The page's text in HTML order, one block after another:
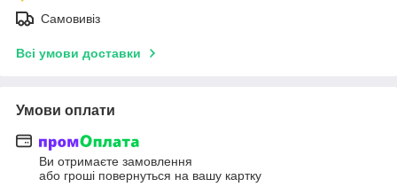
Самовивіз
Всі умови доставки
Умови оплати
Ви отримаєте замовлення
або гроші повернуться на вашу картку